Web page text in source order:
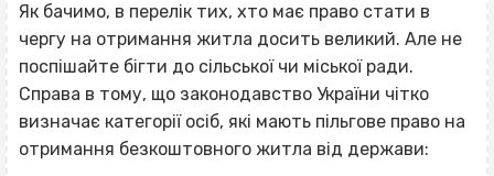
Як бачимо, в перелік тих, хто має право стати в
чергу на отримання житла досить великий. Але не
поспішайте бігти до сільської чи міської ради.
Справа в тому, що законодавство України чітко
визначає категорії осіб, які мають пільгове право на
отримання безкоштовного житла від держави: